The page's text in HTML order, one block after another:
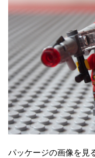
パッケージの画像を見